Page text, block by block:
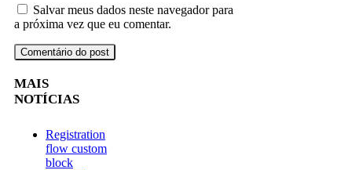
Salvar meus dados neste navegador para
a próxima vez que eu comentar.
MAIS
NOTÍCIAS
Registration
flow custom
block